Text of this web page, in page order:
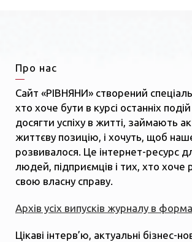
Про нас
Сайт «РІВНЯНИ» створений
хто хоче бути в курсі останніх подій
досягти успіху в житті, займають
життєву позицію, і хочуть, щоб
розвивалося. Це інтернет-ресурс
людей, підприємців і тих, хто хоче
свою власну справу.
Архів усіх випусків журналу в
Цікаві інтерв’ю, актуальні бізнес-